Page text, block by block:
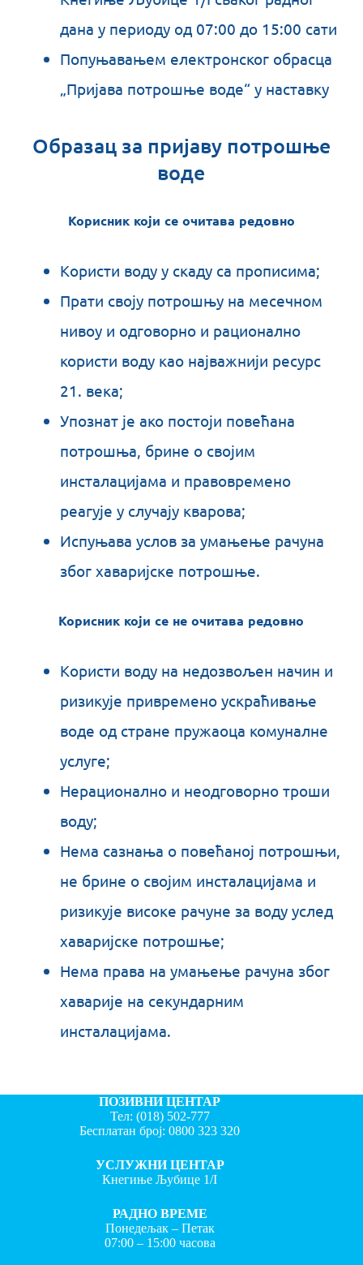
дана у периоду од 07:00 до 15:00 сати
Попуњавањем електронског обрасца
„Пријава потрошње воде“ у наставку
Образац за пријаву потрошње
воде
Корисник који се очитава редовно
Користи воду у скаду са прописима;
Прати своју потрошњу на месечном
нивоу и одговорно и рационално
користи воду као најважнији ресурс
21. века;
Упознат је ако постоји повећана
потрошња, брине о својим
инсталацијама и правовремено
реагује у случају кварова;
Испуњава услов за умањење рачуна
због хаваријске потрошње.
Корисник који се не очитава редовно
Користи воду на недозвољен начин и
ризикује привремено ускраћивање
воде од стране пружаоца комуналне
услуге;
Нерационално и неодговорно троши
воду;
Нема сазнања о повећаној потрошњи,
не брине о својим инсталацијама и
ризикује високе рачуне за воду услед
хаваријске потрошње;
Нема права на умањење рачуна због
хаварије на секундарним
инсталацијама.
ПОЗИВНИ ЦЕНТАР
Тел: (018) 502-777
Бесплатан број:0800 323 320
УСЛУЖНИ ЦЕНТАР
Кнегиње Љубице 1/I
РАДНО ВРЕМЕ
Понедељак – Петак
07:00 – 15:00 часова